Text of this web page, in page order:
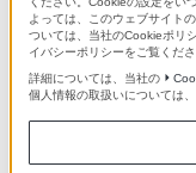
商品の特長
よっては、このウェブサイト
ついては、当社のCookieポリ
イバシーポリシーをご覧くださ
詳細については、当社の
個人情報の取扱いについては、